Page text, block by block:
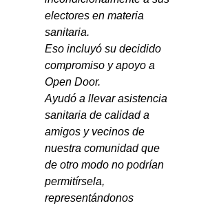
electores en materia
sanitaria.
Eso incluyó su decidido
compromiso y apoyo a
Open Door.
Ayudó a llevar asistencia
sanitaria de calidad a
amigos y vecinos de
nuestra comunidad que
de otro modo no podrían
permitírsela,
representándonos